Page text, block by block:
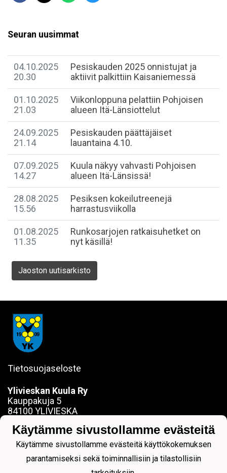
Seuran uusimmat
04.10.2025
20.30
Pesiskauden 2025 onnistujat ja
aktiivit palkittiin Kaisaniemessä
01.10.2025
21.03
Viikonloppuna pelattiin Pohjoisen
alueen Itä-Länsiottelut
24.09.2025
21.14
Pesiskauden päättäjäiset
lauantaina 4.10.
07.09.2025
14.27
Kuula näkyy vahvasti Pohjoisen
alueen Itä-Länsissä!
28.08.2025
15.56
Pesiksen kokeilutreenejä
harrastusviikolla
01.08.2025
11.35
Runkosarjojen ratkaisuhetket on
nyt käsillä!
Jaoston uutisarkisto
Tietosuojaseloste
Ylivieskan Kuula Ry
Kauppakuja 5
84100 YLIVIESKA
0442354684
Y-tunnus: 0190563-7
Käytämme sivustollamme evästeitä
Käytämme sivustollamme evästeitä käyttökokemuksen
parantamiseksi sekä toiminnallisiin ja tilastollisiin